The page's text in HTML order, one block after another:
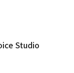
Studio